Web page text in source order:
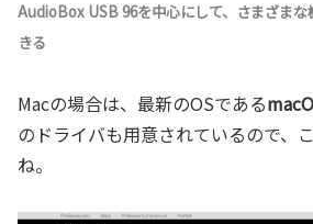
AudioBox USB 96を中心にして、さまざま
きる
Macの場合は、最新のOSである
のドライバも用意されているので、
ね。